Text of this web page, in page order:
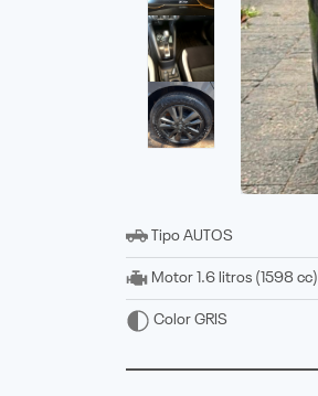
Tipo AUTOS
Motor 1.6 litros (1598 cc)
Color GRIS